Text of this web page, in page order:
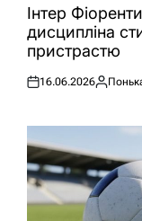
УІнтер
дисципліна
пристрастю
Оприлюднено
16.06.2026